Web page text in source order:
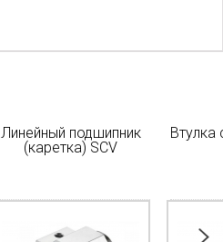
Линейный подшипник
(каретка) SCV
Втулка